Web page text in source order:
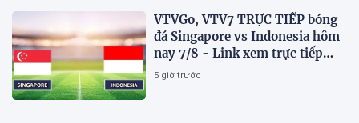
VTVGo, VTV7 TRỰC TIẾP bóng
đá Singapore vs Indonesia hôm
nay 7/8 - Link xem trực tiếp
AFF Cup 2026 mới nhất
5 giờ trước